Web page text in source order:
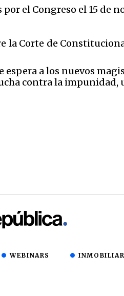
por el Congreso el 15 de
la Corte de
a los nuevos
contra la impunidad,
WEBINARS